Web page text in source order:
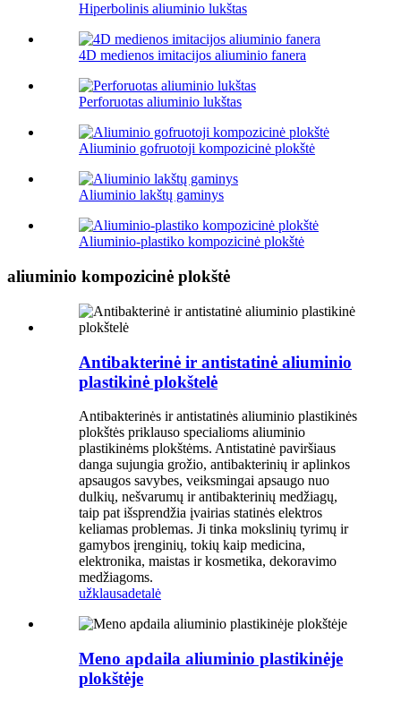
Hiperbolinis aliuminio lukštas
4D medienos imitacijos aliuminio fanera
Perforuotas aliuminio lukštas
Aliuminio gofruotoji kompozicinė plokštė
Aliuminio lakštų gaminys
Aliuminio-plastiko kompozicinė plokštė
aliuminio kompozicinė plokštė
Antibakterinė ir antistatinė aliuminio
plastikinė plokštelė
Antibakterinės ir antistatinės aliuminio plastikinės
plokštės priklauso specialioms aliuminio
plastikinėms plokštėms. Antistatinė paviršiaus
danga sujungia grožio, antibakterinių ir aplinkos
apsaugos savybes, veiksmingai apsaugo nuo
dulkių, nešvarumų ir antibakterinių medžiagų,
taip pat išsprendžia įvairias statinės elektros
keliamas problemas. Ji tinka mokslinių tyrimų ir
gamybos įrenginių, tokių kaip medicina,
elektronika, maistas ir kosmetika, dekoravimo
medžiagoms.
užklausadetalė
Meno apdaila aliuminio plastikinėje
plokštėje